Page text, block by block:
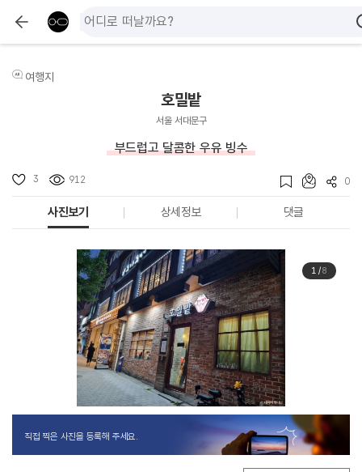
여행지
호밀밭
서울 서대문구
부드럽고 달콤한 우유 빙수
3 912 0
사진보기 상세정보 댓글
1/8
직접 찍은 사진을 등록해 주세요.